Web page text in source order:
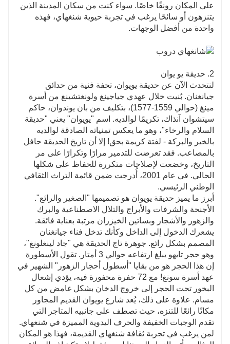
على المكان رونقًا خاصًا. سواء كنت من سكان المدينة الذين
يتنزهون أو سائحًا يرغب في تجربة حيوية شنغهاي، فهذه
واحدة من أفضل الوجهات.
2. حديقة يو يوان
لنتحدث الآن عن حديقة يويوان، تحفة فنية من حدائق
جيانغنان. بُنيت خلال عهدي جياجينغ ولونغتشينغ من أسرة
مينغ (حوالي 1559-1577)، بتكليف من بان يوندوان، حاكم
سيتشوان آنذاك، تكريمًا لوالديه. اسم "يويوان" يعني "حديقة
السلام والرخاء"، وهو ما يعكس تمنياته الصادقة لوالديه
بالخير والبركة - لفتة كريمة بحق! إلا أن تاريخ الحديقة حافل
بالمصاعب. فقد تعرضت للتدمير مرارًا وتكرارًا على مر
التاريخ، وخضعت لإصلاحات متكررة للحفاظ على شكلها
الحالي. في عام 2001، أُدرجت ضمن قائمة التراث الثقافي
الوطني الرئيسي.
أبرز ما يميز حديقة يويوان هو تصميمها "الصغير والرائع".
الأجنحة والشرفات والأبراج والتلال الاصطناعية والبرك
والزهور والأشجار وبساتين الخيزران مرتبة بعناية فائقة.
يشعرك الدخول إلى الداخل وكأنك تدخل فناء جيانغنان
المصمم بشكل رائع. جوهرة تاج الحديقة هي "جاد لينغلونغ"،
وهو حجر تايهو يبلغ ارتفاعه حوالي 3 أمتار. تقول الأسطورة
إن هذا الحجر هو من بقايا "أسطول أحجار الزهور" الشهير في
عهد أسرة سونغ! مع 72 حفرة محفورة فيه، يؤدي إشعال
البخور تحت الحجر إلى خروج الدخان بشكل غامض من كل
مسام. علاوة على ذلك، يُعد شارع يويوان القديم المجاور
مكانًا رائعًا للتنزه، حيث تصطف على جانبيه المتاجر التي
تقدم الوجبات الخفيفة والحرف اليدوية المميزة في شنغهاي.
لمن يرغب في تجربة ثقافة شنغهاي القديمة، فهذا هو المكان